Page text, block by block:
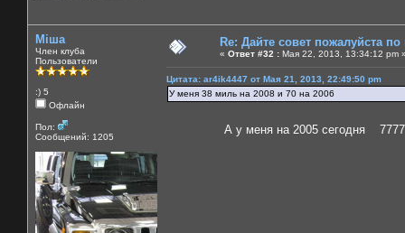
Міша
Член клуба
Пользователи
:) 5
Офлайн
Пол:
Сообщений: 1205
Re: Дайте совет пожалуйста
« Ответ #32 : Мая 22, 2013, 13:34:12 pm
Цитата: ar4ik4447 от Мая 21, 2013, 22:49:50 pm
У меня 38 миль на 2008 и 70 на 2006
А у меня на 2005 сегодня 77777